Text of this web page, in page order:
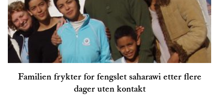
Familien frykter for fengslet saharawi etter flere
dager uten kontakt